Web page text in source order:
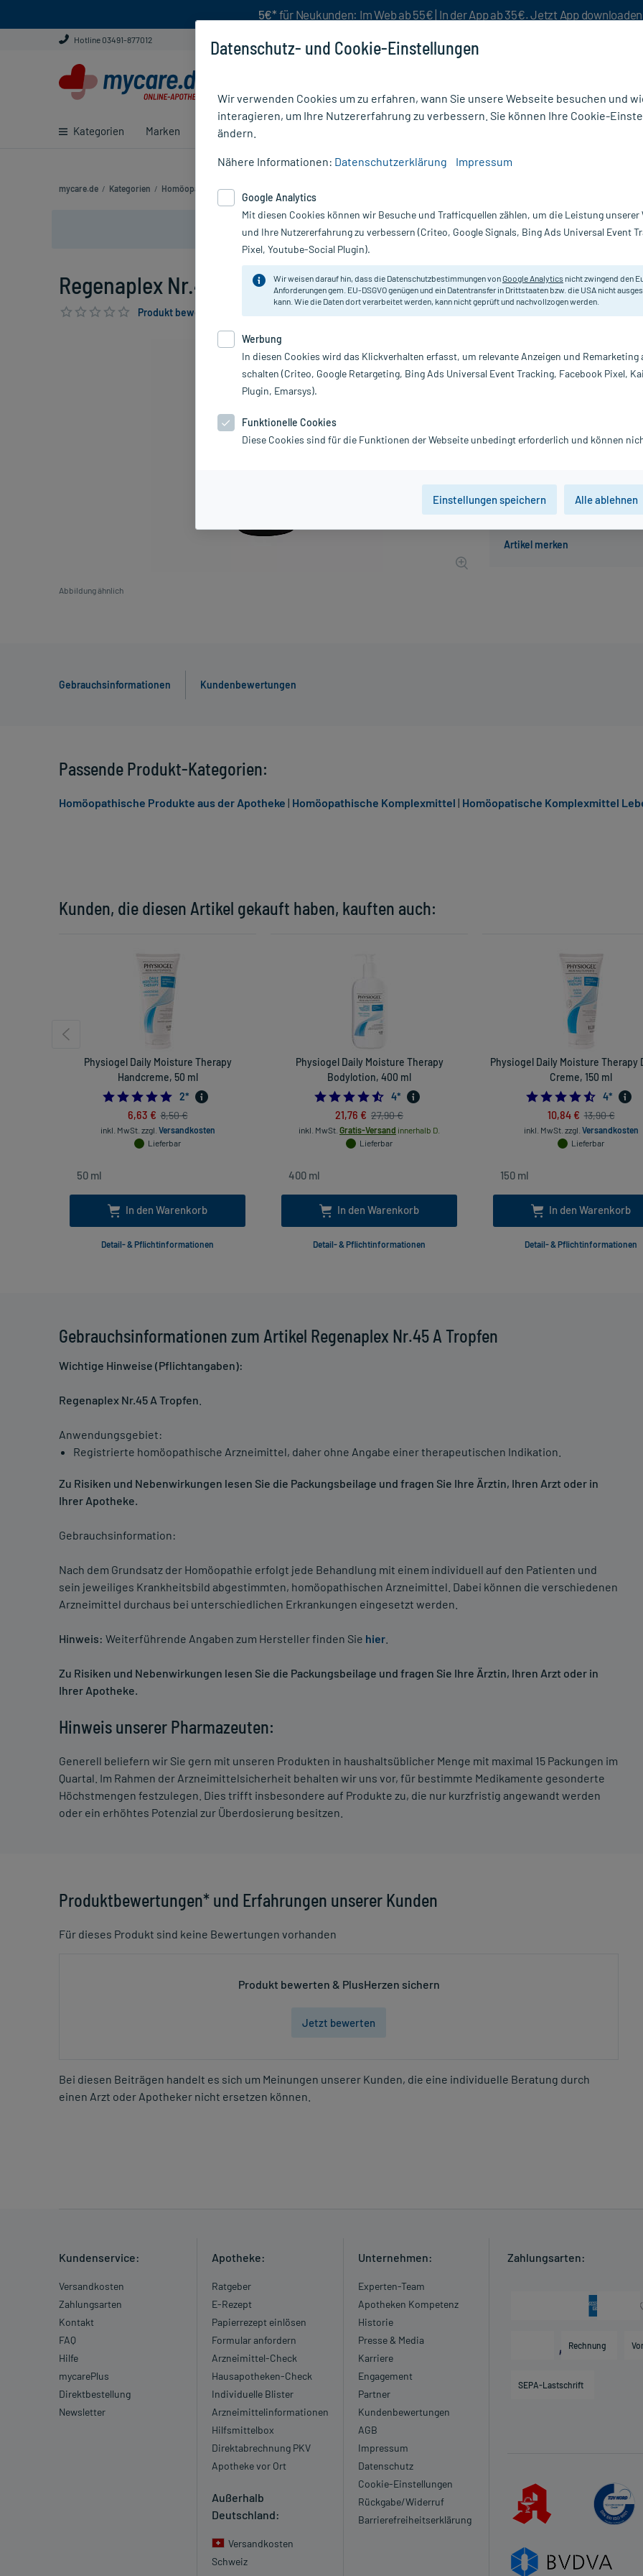
5€* für Neukunden: Im Web ab 55€ | In der App ab 35€. Jetzt App
Hotline 03491-877012
Kategorien Marken Ratgeber
mycare.de / Kategorien / Homöopathie / Regenaplex Nr.45 A Tropfen
Nur für kurze Zeit:Gratis-Versand* ab 19€ Mindestbestellwert!
Regenaplex Nr.45 A Tropfen, 15 ml
Produkt bewerten & PlusHerzen sichern
Abbildung ähnlich
Grundpreis: 804,67 € / l
Homöopathisches Arzneimittel.
Darreichung:
Hersteller:
Gebrauchsinformationen Kundenbewertungen
Gebrauchsinformationen zum Artikel Regenaplex Nr.45 A Tropfen
Wichtige Hinweise (Pflichtangaben):
Regenaplex Nr.45 A Tropfen
Anwendungsgebiet:
Registrierte homöopathische Arzneimittel, daher ohne Angabe einer therapeutischen Indikation.
Zu Risiken und Nebenwirkungen lesen Sie die Packungsbeilage und fragen Sie Ihre Ärztin, Ihren Arzt oder in
Ihrer Apotheke.
Gebrauchsinformation:
Nach dem Grundsatz der Homöopathie erfolgt jede Behandlung mit einem individuell auf den Patienten und
sein jeweiliges Krankheitsbild abgestimmten, homöopathischen Arzneimittel. Dabei können die verschiedenen
Arzneimittel durchaus bei unterschiedlichen Erkrankungen eingesetzt werden.
Hinweis: Weiterführende Angaben zum Hersteller finden Sie hier
Zu Risiken und Nebenwirkungen lesen Sie die Packungsbeilage und fragen Sie Ihre Ärztin, Ihren Arzt oder in
Ihrer Apotheke.
Hinweis unserer Pharmazeuten:
Generell beliefern wir Sie gern mit unseren Produkten in haushaltsüblicher Menge mit maximal 15 Packungen im
Quartal. Im Rahmen der Arzneimittelsicherheit behalten wir uns vor, für bestimmte Medikamente gesonderte
Höchstmengen festzulegen. Dies trifft insbesondere auf Produkte zu, die nur kurzfristig angewandt werden
oder ein erhöhtes Potenzial zur Überdosierung besitzen.
Produktbewertungen* und Erfahrungen unserer Kunden
Für dieses Produkt sind keine Bewertungen vorhanden
Produkt bewerten & PlusHerzen sichern
Jetzt bewerten
Bei diesen Beiträgen handelt es sich um Meinungen unserer Kunden, die eine individuelle Beratung durch
einen Arzt oder Apotheker nicht ersetzen können.
Kunden, die diesen Artikel gekauft haben, kauften auch:
Physiogel Daily Moisture Therapy
Handcreme, 50 ml
5.0
2*
6,63 € 8,50 €
inkl. MwSt. zzgl. Versandkosten
Lieferbar
In den Warenkorb
Detail- & Pflichtinformationen
Physiogel Daily Moisture Therapy
Bodylotion, 400 ml
4.5
4*
21,76 € 27,90 €
inkl. MwSt. Gratis-Versand innerhalb D.
Lieferbar
In den Warenkorb
Detail- & Pflichtinformationen
Physiogel Daily Moisture Therapy
Creme, 150 ml
4.5
4*
10,84 € 13,90 €
inkl. MwSt. zzgl. Versandkosten
Lieferbar
In den Warenkorb
Detail- & Pflichtinformationen
Passende Produkt-Kategorien:
Homöopathische Produkte aus der Apotheke | Homöopathische Komplexmittel | Homöopatische Komplexmittel
Kundenservice:
Versandkosten
Zahlungsarten
Kontakt
FAQ
Hilfe
mycarePlus
Direktbestellung
Newsletter
Apotheke:
Ratgeber
E-Rezept
Papierrezept einlösen
Formular anfordern
Arzneimittel-Check
Hausapotheken-Check
Individuelle Blister
Arzneimittelinformationen
Hilfsmittelbox
Direktabrechnung PKV
Apotheke vor Ort
Außerhalb
Deutschland:
Versandkosten
Schweiz
Unternehmen:
Experten-Team
Apotheken Kompetenz
Historie
Presse & Media
Karriere
Engagement
Partner
Kundenbewertungen
AGB
Impressum
Datenschutz
Cookie-Einstellungen
Rückgabe/Widerruf
Barrierefreiheitserklärung
Zahlungsarten:
Rechnung
SEPA-Lastschrift
Datenschutz- und Cookie-Einstellungen
Wir verwenden Cookies um zu erfahren, wann Sie unsere Webseite besuchen und
interagieren, um Ihre Nutzererfahrung zu verbessern. Sie können Ihre Cookie-
ändern.
Nähere Informationen: Datenschutzerklärung Impressum
Google Analytics
Mit diesen Cookies können wir Besuche und Trafficquellen zählen, um die Leistung unserer
und Ihre Nutzererfahrung zu verbessern (Criteo, Google Signals, Bing Ads Universal Event
Pixel, Youtube-Social Plugin).
Wir weisen darauf hin, dass die Datenschutzbestimmungen vonGoogle Analytics nicht zwingend den
Anforderungen gem. EU-DSGVO genügen und ein Datentransfer in Drittstaaten bzw. die USA nicht
kann. Wie die Daten dort verarbeitet werden, kann nicht geprüft und nachvollzogen werden.
Werbung
In diesen Cookies wird das Klickverhalten erfasst, um relevante Anzeigen und Remarketing
schalten (Criteo, Google Retargeting, Bing Ads Universal Event Tracking, Facebook Pixel,
Plugin, Emarsys).
Funktionelle Cookies
Diese Cookies sind für die Funktionen der Webseite unbedingt erforderlich und können
Einstellungen speichern Alle ablehnen